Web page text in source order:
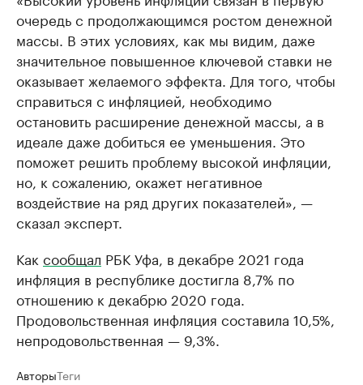
очередь с продолжающимся ростом денежной
массы. В этих условиях, как мы видим, даже
значительное повышенное ключевой ставки не
оказывает желаемого эффекта. Для того, чтобы
справиться с инфляцией, необходимо
остановить расширение денежной массы, а в
идеале даже добиться ее уменьшения. Это
поможет решить проблему высокой инфляции,
но, к сожалению, окажет негативное
воздействие на ряд других показателей», —
сказал эксперт.
Как сообщал РБК Уфа, в декабре 2021 года
инфляция в республике достигла 8,7% по
отношению к декабрю 2020 года.
Продовольственная инфляция составила 10,5%,
непродовольственная — 9,3%.
АвторыТеги